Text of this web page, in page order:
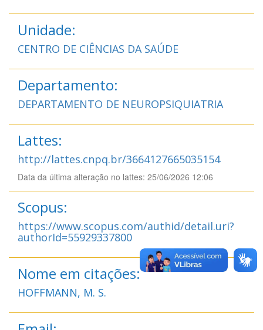
Unidade:
CENTRO DE CIÊNCIAS DA SAÚDE
Departamento:
DEPARTAMENTO DE NEUROPSIQUIATRIA
Lattes:
http://lattes.cnpq.br/3664127665035154
Data da última alteração no lattes: 25/06/2026 12:06
Scopus:
https://www.scopus.com/authid/detail.uri?
authorId=55929337800
Nome em citações:
HOFFMANN, M. S.